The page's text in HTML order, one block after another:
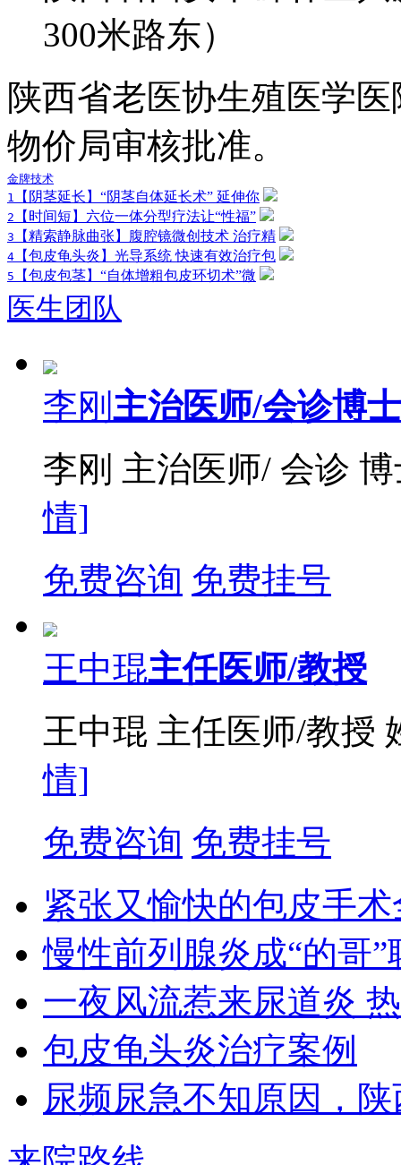
300米路东）
陕西省老医协生殖医学
物价局审核批准。
金牌技术
1
【阴茎延长】“阴茎自体延长术” 延伸你
2 【时间短】六位一体分型疗法让“性福”
3 【精索静脉曲张】腹腔镜微创技术 治疗精
4 【包皮龟头炎】光导系统 快速有效治疗包
5 【包皮包茎】“自体增粗包皮环切术”微
医生团队
李刚 主治医师/会诊博士
李刚 主治医师/ 会诊
情]
免费咨询 免费挂号
王中琨主任医师/教授
王中琨 主任医师/教授
情]
免费咨询 免费挂号
紧张又愉快的包皮手
慢性前列腺炎成“的哥”
一夜风流惹来尿道炎
包皮龟头炎治疗案例
尿频尿急不知原因，